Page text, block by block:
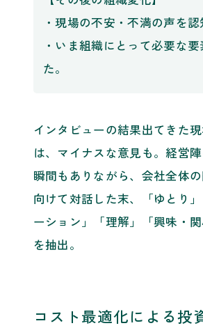
・現場の不安・不満の声を認
・いま組織にとって必要な
た。
インタビューの結果出てきた
は、マイナスな意見も。経営
瞬間もありながら、会社全体
向けて対話した末、「ゆとり
ーション」「理解」「興味・
を抽出。
コスト最適化による投